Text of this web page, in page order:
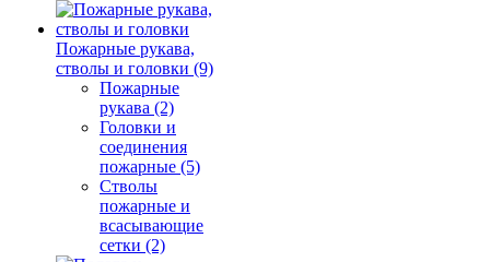
Пожарные рукава,
стволы и головки (9)
Пожарные
рукава (2)
Головки и
соединения
пожарные (5)
Стволы
пожарные и
всасывающие
сетки (2)